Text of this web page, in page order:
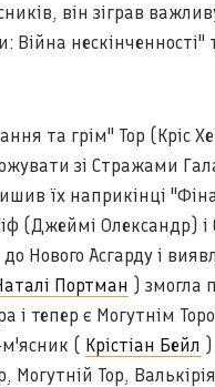
він зіграв
Війна нескінченності"
та грім" Тор (Кріс
зі Стражами
їх наприкінці
(Джеймі Олександр) і
Нового Асгарду і
Портман ) змогла
і тепер є Могутнім
м'ясник ( Крістіан Бейл
Могутній Тор,